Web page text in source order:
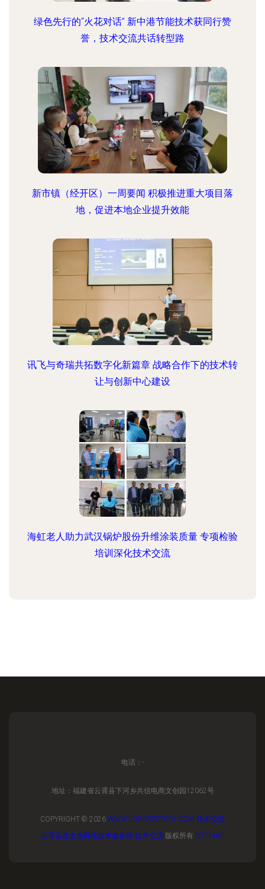
绿色先行的“火花对话” 新中港节能技术获同行赞
誉，技术交流共话转型路
新市镇（经开区）一周要闻 积极推进重大项目落
地，促进本地企业提升效能
讯飞与奇瑞共拓数字化新篇章 战略合作下的技术转
让与创新中心建设
海虹老人助力武汉锅炉股份升维涂装质量 专项检验
培训深化技术交流
电话：-
地址：福建省云霄县下河乡共信电商文创园12062号
COPYRIGHT © 2026 WWW.LOGNTEST001.COM 技术交流
云霄县圣之杰网络技术服务部 技术交流 版权所有 SITEMAP